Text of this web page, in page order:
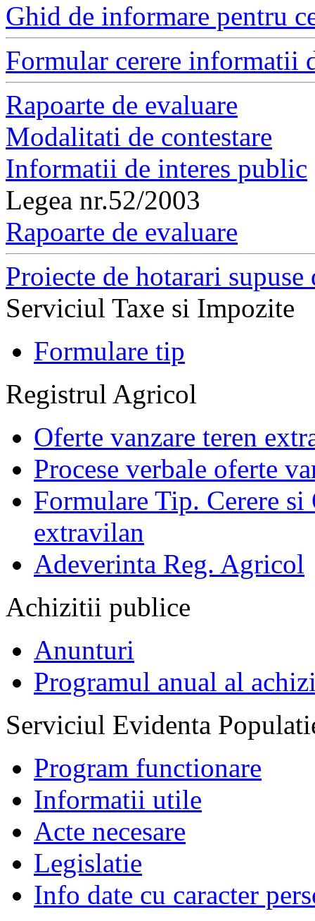
Ghid de informare pentru
Formular cerere informatii
Rapoarte de evaluare
Modalitati de contestare
Informatii de interes public
Legea nr.52/2003
Rapoarte de evaluare
Proiecte de hotarari
Serviciul Taxe si Impozite
Formulare tip
Registrul Agricol
Oferte vanzare teren
Procese verbale oferte
Formulare Tip. Cerere si
extravilan
Adeverinta Reg. Agricol
Achizitii publice
Anunturi
Programul anual al
Serviciul Evidenta
Program functionare
Informatii utile
Acte necesare
Legislatie
Info date cu caracter